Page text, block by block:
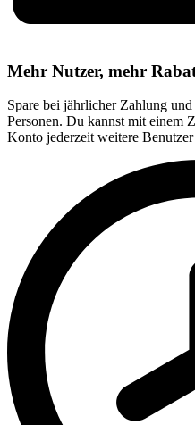
Mehr Nutzer, mehr
Spare bei jährlicher Zahlung
Personen. Du kannst mit einem
Konto jederzeit weitere